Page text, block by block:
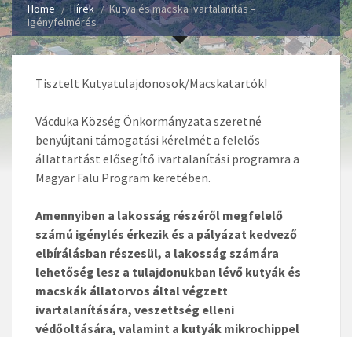
Home Hírek
Kutya és macska ivartalanítás –
Igényfelmérés
Tisztelt Kutyatulajdonosok/Macskatartók!
Vácduka Község Önkormányzata szeretné
benyújtani támogatási kérelmét a felelős
állattartást elősegítő ivartalanítási programra a
Magyar Falu Program keretében.
Amennyiben a lakosság részéről megfelelő
számú igénylés érkezik és a pályázat kedvező
elbírálásban részesül, a lakosság számára
lehetőség lesz a tulajdonukban lévő kutyák és
macskák állatorvos által végzett
ivartalanítására, veszettség elleni
védőoltására, valamint a kutyák mikrochippel